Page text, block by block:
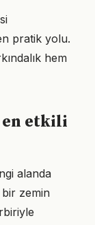
pratik yolu.
hem
en etkili
alanda
zemin